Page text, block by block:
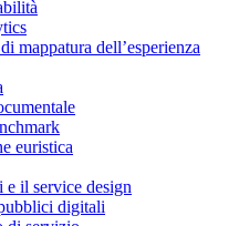
mappatura dell’esperienza
euristica
e il service design
digitali